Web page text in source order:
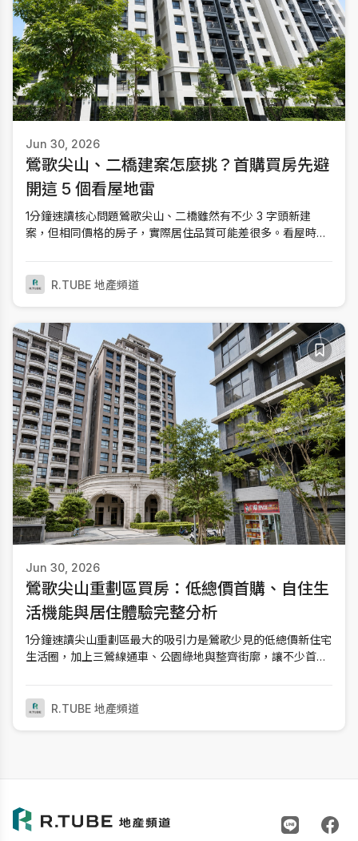
Jun 30, 2026
鶯歌尖山、二橋建案怎麼挑？首購買房先避
開這 5 個看屋地雷
1分鐘速讀核心問題鶯歌尖山、二橋雖然有不少 3 字頭新建
案，但相同價格的房子，實際居住品質可能差很多。看屋時真
讀圖面；新成屋能直接確認採光、棟距與噪音。離三鶯線車站
R.TUBE 地產頻道
Jun 30, 2026
鶯歌尖山重劃區買房：低總價首購、自住生
活機能與居住體驗完整分析
1分鐘速讀尖山重劃區最大的吸引力是鶯歌少見的低總價新住宅
生活圈，加上三鶯線通車、公園綠地與整齊街廓，讓不少首購
相比，尖山重劃區最大的優勢是總價較低、住宅環境更新、公
R.TUBE 地產頻道